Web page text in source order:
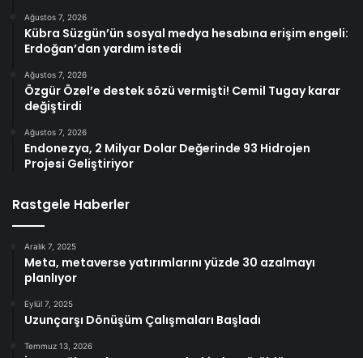
Ağustos 7, 2026
Kübra Süzgün’ün sosyal medya hesabına erişim engeli:
Erdoğan’dan yardım istedi
Ağustos 7, 2026
Özgür Özel’e destek sözü vermişti! Cemil Tugay karar
değiştirdi
Ağustos 7, 2026
Endonezya, 2 Milyar Dolar Değerinde 93 Hidrojen
Projesi Geliştiriyor
Rastgele Haberler
Aralık 7, 2025
Meta, metaverse yatırımlarını yüzde 30 azalmayı
planlıyor
Eylül 7, 2025
Uzunçarşı Dönüşüm Çalışmaları Başladı
Temmuz 13, 2026